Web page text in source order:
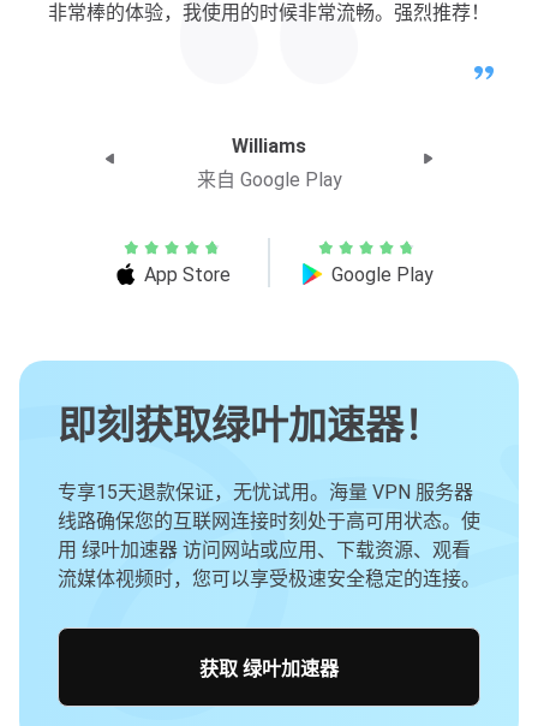
非常棒的体验，我使用的时候非常流畅。强烈推荐！
Williams
来自 Google Play
App Store Google Play
即刻获取绿叶加速器！
专享15天退款保证，无忧试用。海量 VPN 服务器
线路确保您的互联网连接时刻处于高可用状态。使
用 绿叶加速器 访问网站或应用、下载资源、观看
流媒体视频时，您可以享受极速安全稳定的连接。
获取 绿叶加速器